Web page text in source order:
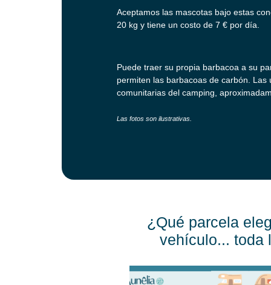
Aceptamos las mascotas bajo estas
20 kg y tiene un costo de 7 € por día.
Puede traer su propia barbacoa a su
permiten las barbacoas de carbón.
comunitarias del camping,
Las fotos son ilustrativas.
¿Qué parcela
vehículo... toda